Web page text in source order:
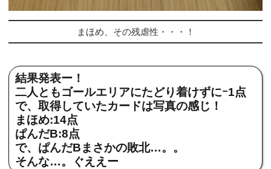
まほめ、その残虐性・・・！
結果発表ー！
二人ともゴールエリアにたどり着けずにｰ1点
で、取得していたカードは写真の感じ！
まほめ:14点
ぱんだB:8点
で、ぱんだBまさかの敗北…。。
そんな…。ぐええー